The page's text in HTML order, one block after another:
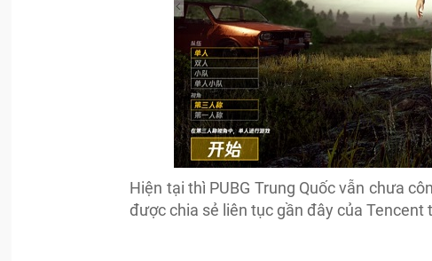
Hiện tại thì PUBG Trung Quốc vẫn chưa
được chia sẻ liên tục gần đây của